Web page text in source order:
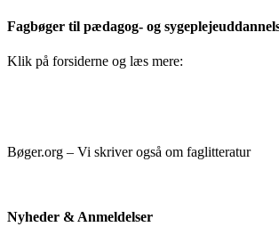
Fagbøger til pædagog- og
Klik på forsiderne og læs mere:
Bøger.org – Vi skriver også om faglitteratur
Nyheder & Anmeldelser